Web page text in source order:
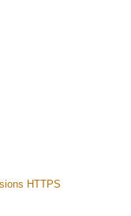
HTTPS